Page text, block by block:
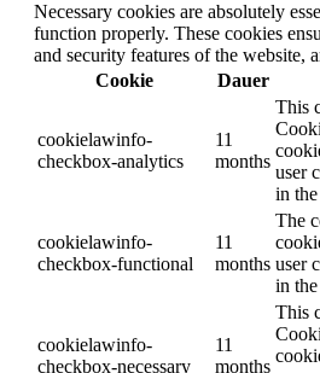
Necessary cookies are absolutely
function properly. These cookies
and security features of the website,
Cookie
Dauer
cookielawinfo-
checkbox-analytics
11
months
This
user
in
cookielawinfo-
checkbox-functional
11
months
The
user
in
cookielawinfo-
checkbox-necessary
11
months
This